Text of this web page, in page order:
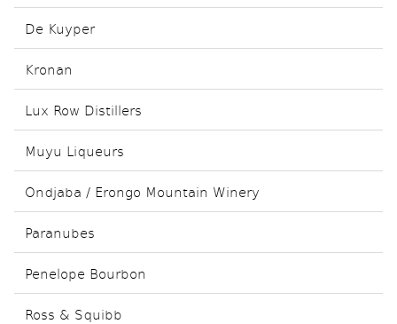
De Kuyper
Kronan
Lux Row Distillers
Muyu Liqueurs
Ondjaba / Erongo Mountain Winery
Paranubes
Penelope Bourbon
Ross & Squibb